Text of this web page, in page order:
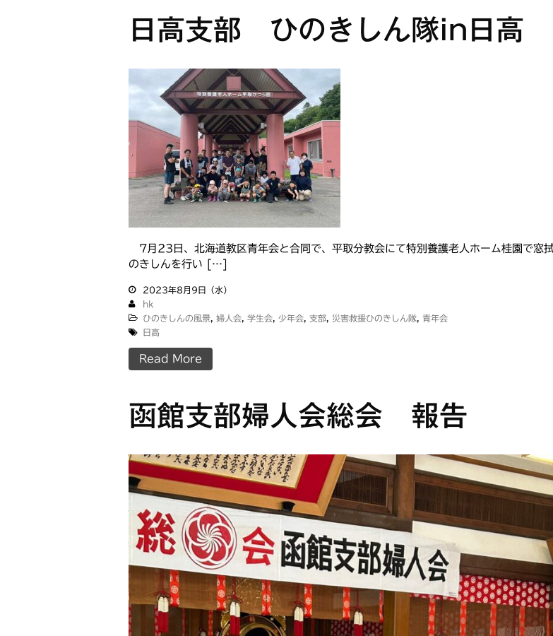
日高支部 ひのきしん隊in日高
7月23日、北海道教区青年会と合同で、平取分教会にて特別養護老人ホーム桂園で窓
のきしんを行い […]
2023年8月9日（水）
hk
ひのきしんの風景
婦人会 学生会 少年会 支部 災害救援ひのきしん隊
青年会
日高
Read More
函館支部婦人会総会 報告